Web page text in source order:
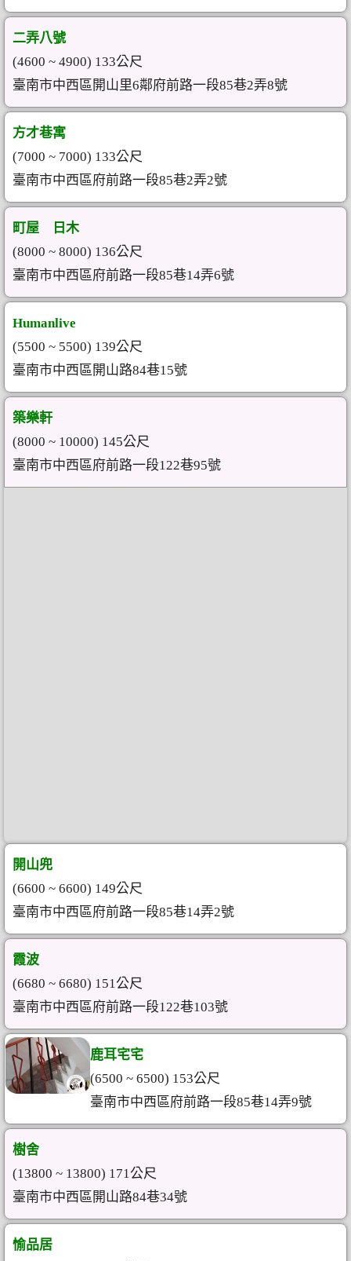
二弄八號
(4600 ~ 4900) 133公尺
臺南市中西區開山里6鄰府前路一段85巷2弄8號
方才巷寓
(7000 ~ 7000) 133公尺
臺南市中西區府前路一段85巷2弄2號
町屋 日木
(8000 ~ 8000) 136公尺
臺南市中西區府前路一段85巷14弄6號
Humanlive
(5500 ~ 5500) 139公尺
臺南市中西區開山路84巷15號
築樂軒
(8000 ~ 10000) 145公尺
臺南市中西區府前路一段122巷95號
開山兜
(6600 ~ 6600) 149公尺
臺南市中西區府前路一段85巷14弄2號
霞波
(6680 ~ 6680) 151公尺
臺南市中西區府前路一段122巷103號
鹿耳宅宅
(6500 ~ 6500) 153公尺
臺南市中西區府前路一段85巷14弄9號
樹舍
(13800 ~ 13800) 171公尺
臺南市中西區開山路84巷34號
愉品居